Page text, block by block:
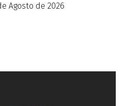
Agosto de 2026